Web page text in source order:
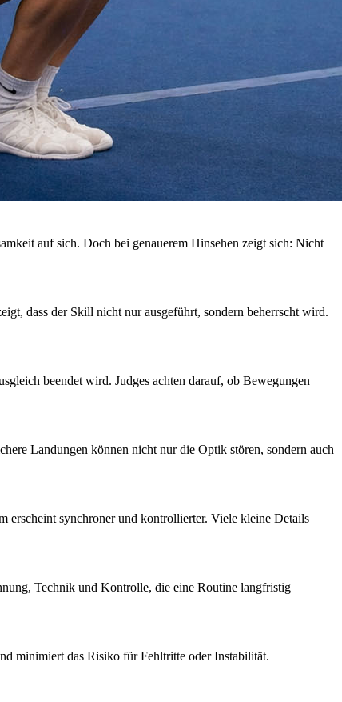
auf sich. Doch bei genauerem Hinsehen zeigt sich: Nicht
dass der Skill nicht nur ausgeführt, sondern beherrscht wird.
beendet wird. Judges achten darauf, ob Bewegungen
Landungen können nicht nur die Optik stören, sondern auch
erscheint synchroner und kontrollierter. Viele kleine Details
Technik und Kontrolle, die eine Routine langfristig
minimiert das Risiko für Fehltritte oder Instabilität.